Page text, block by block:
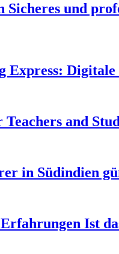
Sicheres und
Express:
Teachers and
in Südindien
Ist